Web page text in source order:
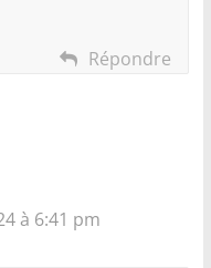
Répondre
à 6:41 pm